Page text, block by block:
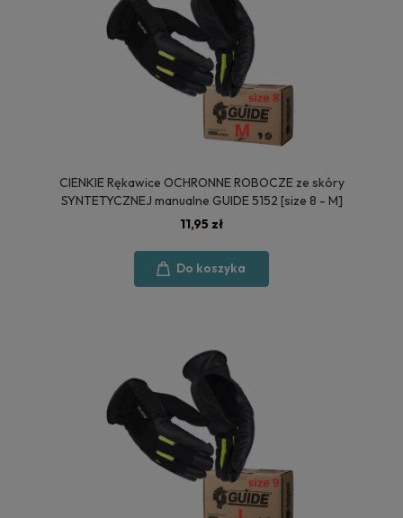
CIENKIE Rękawice OCHRONNE ROBOCZE ze skóry
SYNTETYCZNEJ manualne GUIDE 5152 [size 8 - M]
11,95 zł
Do koszyka